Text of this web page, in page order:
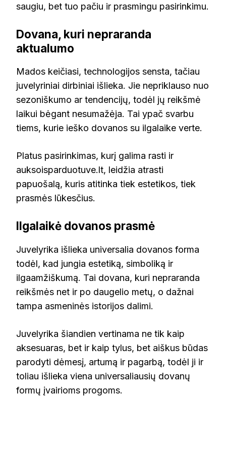
saugiu, bet tuo pačiu ir prasmingu pasirinkimu.
Dovana, kuri nepraranda
aktualumo
Mados keičiasi, technologijos sensta, tačiau
juvelyriniai dirbiniai išlieka. Jie nepriklauso nuo
sezoniškumo ar tendencijų, todėl jų reikšmė
laikui bėgant nesumažėja. Tai ypač svarbu
tiems, kurie ieško dovanos su ilgalaike verte.
Platus pasirinkimas, kurį galima rasti ir
auksoisparduotuve.lt, leidžia atrasti
papuošalą, kuris atitinka tiek estetikos, tiek
prasmės lūkesčius.
Ilgalaikė dovanos prasmė
Juvelyrika išlieka universalia dovanos forma
todėl, kad jungia estetiką, simboliką ir
ilgaamžiškumą. Tai dovana, kuri nepraranda
reikšmės net ir po daugelio metų, o dažnai
tampa asmeninės istorijos dalimi.
Juvelyrika šiandien vertinama ne tik kaip
aksesuaras, bet ir kaip tylus, bet aiškus būdas
parodyti dėmesį, artumą ir pagarbą, todėl ji ir
toliau išlieka viena universaliausių dovanų
formų įvairioms progoms.